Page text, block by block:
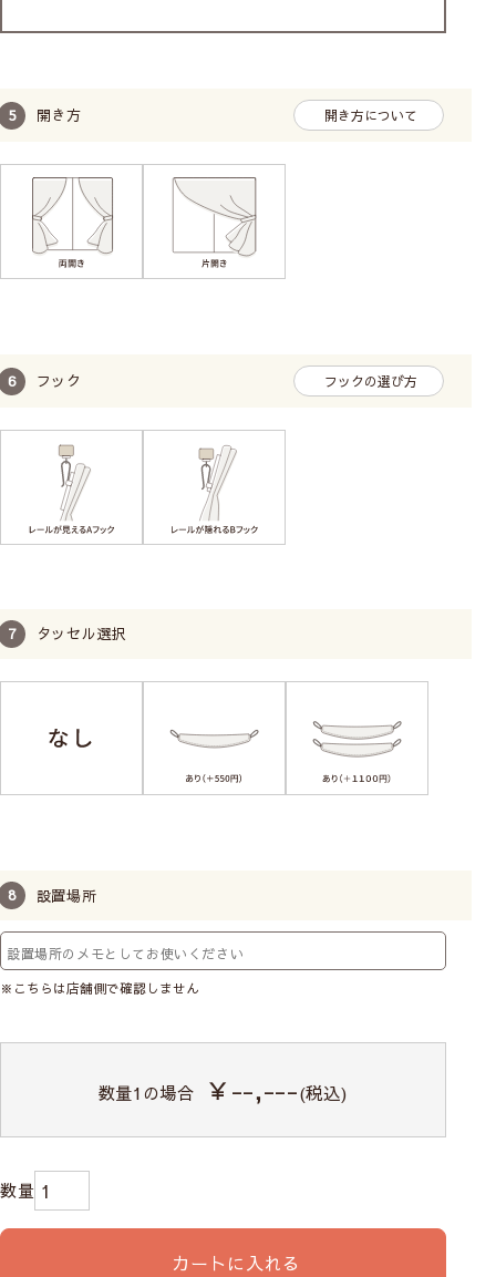
開き方 開き方について
フック フックの選び方
タッセル選択
設置場所
※こちらは店舗側で確認しません
数量1の場合 ￥--,---(税込)
カートに入れる